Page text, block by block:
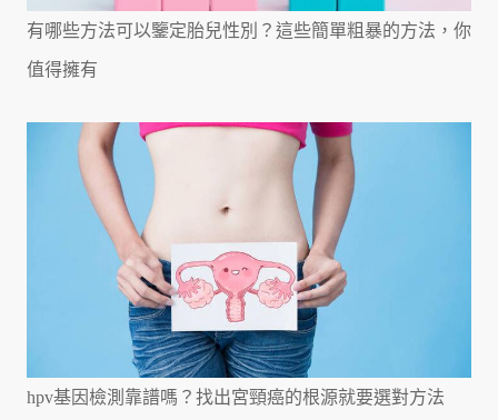
有哪些方法可以鑒定胎兒性別？這些簡單粗暴的方法，你
值得擁有
hpv基因檢測靠譜嗎？找出宮頸癌的根源就要選對方法